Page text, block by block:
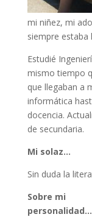
mi niñez, mi
siempre
Estudié
mismo tiempo
que llegaban a
informática
docencia.
de secundaria.
Mi solaz…
Sin duda la
Sobre mi
personalidad…